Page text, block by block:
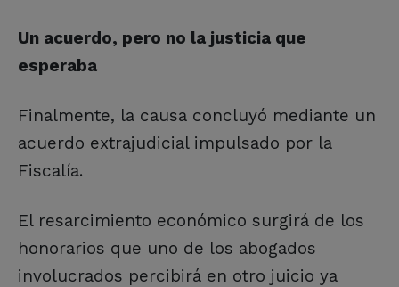
Un acuerdo, pero no la justicia que
esperaba
Finalmente, la causa concluyó mediante un
acuerdo extrajudicial impulsado por la
Fiscalía.
El resarcimiento económico surgirá de los
honorarios que uno de los abogados
involucrados percibirá en otro juicio ya